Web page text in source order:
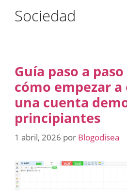
Sociedad
Guía paso a
cómo empezar
una cuenta
principiantes
1 abril, 2026 por Blogodisea